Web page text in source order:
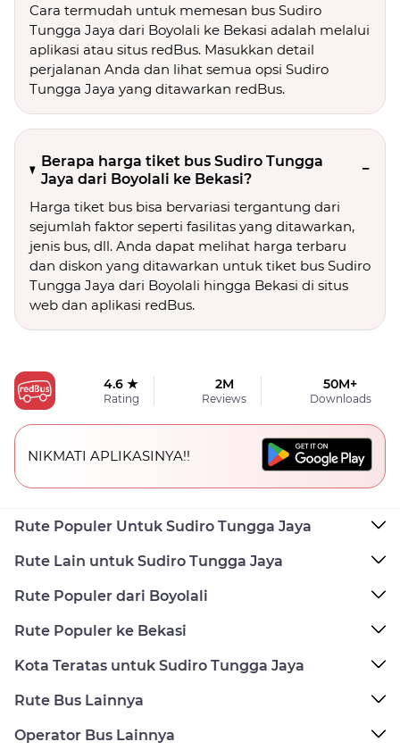
Cara termudah untuk memesan bus Sudiro
Tungga Jaya dari Boyolali ke Bekasi adalah melalui
aplikasi atau situs redBus. Masukkan detail
perjalanan Anda dan lihat semua opsi Sudiro
Tungga Jaya yang ditawarkan redBus.
Berapa harga tiket bus Sudiro Tungga
Jaya dari Boyolali ke Bekasi?
Harga tiket bus bisa bervariasi tergantung dari
sejumlah faktor seperti fasilitas yang ditawarkan,
jenis bus, dll. Anda dapat melihat harga terbaru
dan diskon yang ditawarkan untuk tiket bus Sudiro
Tungga Jaya dari Boyolali hingga Bekasi di situs
web dan aplikasi redBus.
4.6 ★
Rating
2M
Reviews
50M+
Downloads
NIKMATI APLIKASINYA!!
Rute Populer Untuk Sudiro Tungga Jaya
Rute Lain untuk Sudiro Tungga Jaya
Rute Populer dari Boyolali
Rute Populer ke Bekasi
Kota Teratas untuk Sudiro Tungga Jaya
Rute Bus Lainnya
Operator Bus Lainnya